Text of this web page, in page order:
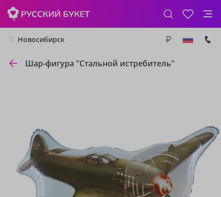
Новосибирск
Шар-фигура "Стальной истребитель"